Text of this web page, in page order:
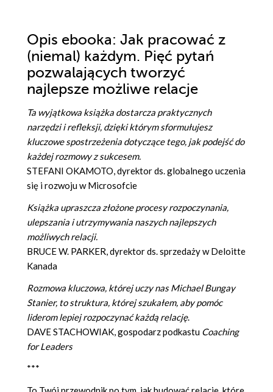
Opis ebooka: Jak pracować z
(niemal) każdym. Pięć pytań
pozwalających tworzyć
najlepsze możliwe relacje
Ta wyjątkowa książka dostarcza praktycznych
narzędzi i refleksji, dzięki którym sformułujesz
kluczowe spostrzeżenia dotyczące tego, jak podejść do
każdej rozmowy z sukcesem.
STEFANI OKAMOTO, dyrektor ds. globalnego uczenia
się i rozwoju w Microsofcie
Książka upraszcza złożone procesy rozpoczynania,
ulepszania i utrzymywania naszych najlepszych
możliwych relacji.
BRUCE W. PARKER, dyrektor ds. sprzedaży w Deloitte
Kanada
Rozmowa kluczowa, której uczy nas Michael Bungay
Stanier, to struktura, której szukałem, aby pomóc
liderom lepiej rozpoczynać każdą relację.
DAVE STACHOWIAK, gospodarz podkastu Coaching
for Leaders
***